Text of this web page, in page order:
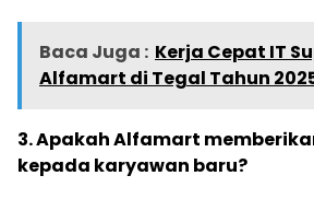
Baca Juga : Kerja Cepat IT
Alfamart di Tegal Tahun
3. Apakah Alfamart
kepada karyawan baru?